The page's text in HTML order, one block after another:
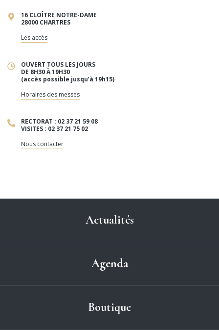
16 CLOÎTRE NOTRE-DAME
28000 CHARTRES
Les accès
OUVERT TOUS LES JOURS
DE 8H30 À 19H30
(accès possible jusqu’à 19h15)
Horaires des messes
RECTORAT : 02 37 21 59 08
VISITES : 02 37 21 75 02
Nous contacter
Actualités
Agenda
Boutique